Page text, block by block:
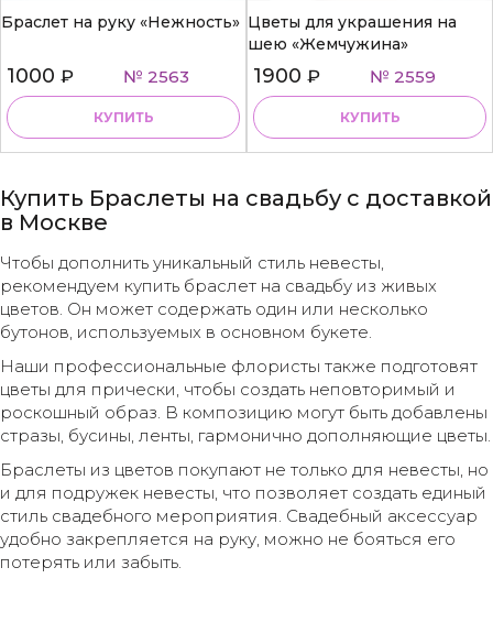
Браслет на руку «Нежность»
1000 ₽ № 2563
КУПИТЬ
Цветы для украшения на
шею «Жемчужина»
1900 ₽ № 2559
КУПИТЬ
Купить Браслеты на свадьбу с доставкой
в Москве
Чтобы дополнить уникальный стиль невесты,
рекомендуем купить браслет на свадьбу из живых
цветов. Он может содержать один или несколько
бутонов, используемых в основном букете.
Наши профессиональные флористы также подготовят
цветы для прически, чтобы создать неповторимый и
роскошный образ. В композицию могут быть добавлены
стразы, бусины, ленты, гармонично дополняющие цветы.
Браслеты из цветов покупают не только для невесты, но
и для подружек невесты, что позволяет создать единый
стиль свадебного мероприятия. Свадебный аксессуар
удобно закрепляется на руку, можно не бояться его
потерять или забыть.